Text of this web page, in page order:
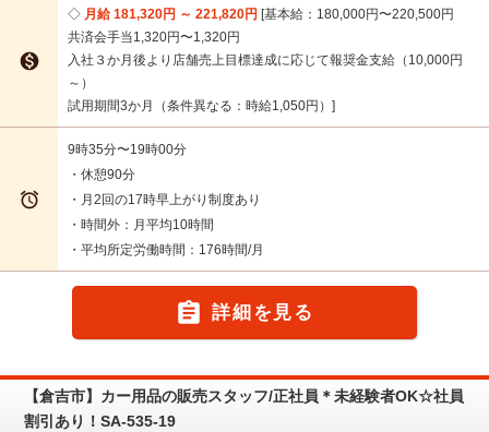

月給 181,320円 ～ 221,820円 基本給：180,000円〜220,500円
共済会手当1,320円〜1,320円
入社３か月後より店舗売上目標達成に応じて報奨金支給（10,000円
～）
試用期間3か月（条件異なる：時給1,050円）

9時35分〜19時00分
・休憩90分
・月2回の17時早上がり制度あり
・時間外：月平均10時間
・平均所定労働時間：176時間/月
 詳細を見る
【倉吉市】カー用品の販売スタッフ/正社員＊未経験者OK☆社員
割引あり！SA-535-19